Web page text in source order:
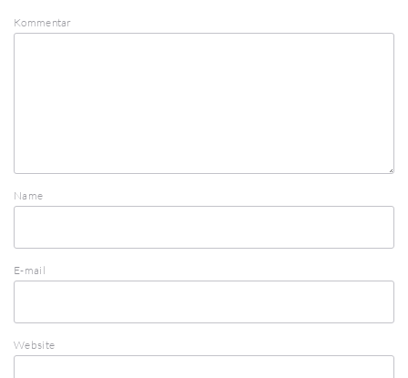
Kommentar
Name
E-mail
Website